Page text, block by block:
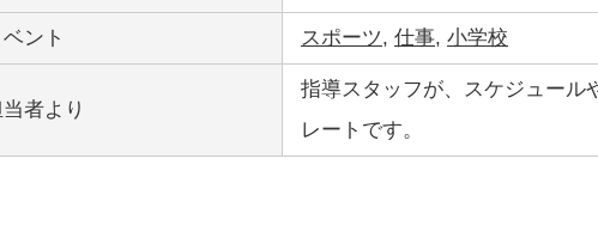
ント スポーツ, 仕事, 小学校
者より
指導スタッフが、スケジュール
レートです。